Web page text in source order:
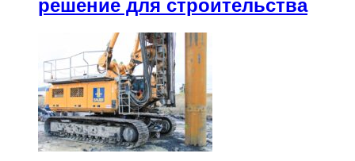
решение для строительства